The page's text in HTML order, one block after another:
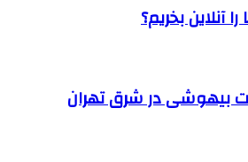
آنلاین بخریم؟
بیهوشی در شرق تهران